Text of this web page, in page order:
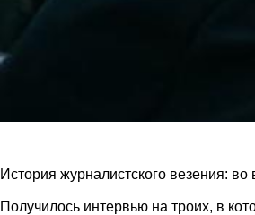
История журналистского везения:
Получилось интервью на троих, в